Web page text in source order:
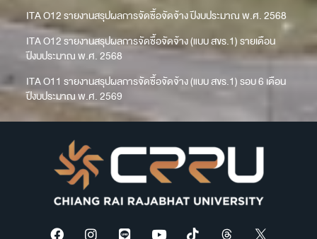
ITA O12 รายงานสรุปผลการจัดซื้อจัดจ้าง ปีงบประมาณ พ.ศ. 2568
ITA O12 รายงานสรุปผลการจัดซื้อจัดจ้าง (แบบ สขร.1) รายเดือน
ปีงบประมาณ พ.ศ. 2568
ITA O11 รายงานสรุปผลการจัดซื้อจัดจ้าง (แบบ สขร.1) รอบ 6 เดือน
ปีงบประมาณ พ.ศ. 2569